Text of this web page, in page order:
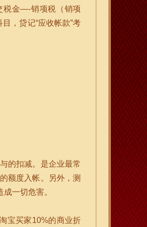
税金—-销项税（销项
，贷记“应收帐款”考
的扣减。是企业最常
额度入帐。另外，测
一切危害。
宝买家10%的商业折